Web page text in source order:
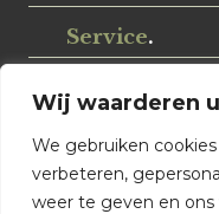
Wij waarderen
We gebruiken
verbeteren,
weer te geven en ons
Service.
Volg ons